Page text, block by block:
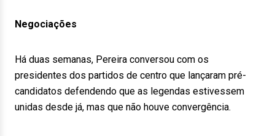
Negociações
Há duas semanas, Pereira conversou com os
presidentes dos partidos de centro que lançaram pré-
candidatos defendendo que as legendas estivessem
unidas desde já, mas que não houve convergência.